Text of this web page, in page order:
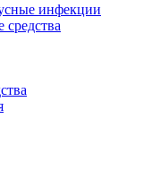
инфекции